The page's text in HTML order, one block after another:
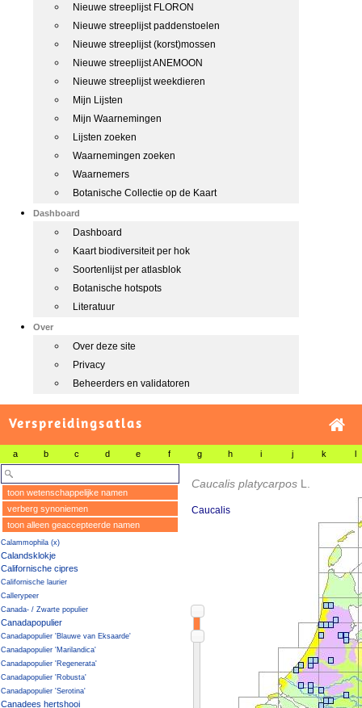
Nieuwe streeplijst FLORON
Nieuwe streeplijst paddenstoelen
Nieuwe streeplijst (korst)mossen
Nieuwe streeplijst ANEMOON
Nieuwe streeplijst weekdieren
Mijn Lijsten
Mijn Waarnemingen
Lijsten zoeken
Waarnemingen zoeken
Waarnemers
Botanische Collectie op de Kaart
Dashboard
Dashboard
Kaart biodiversiteit per hok
Soortenlijst per atlasblok
Botanische hotspots
Literatuur
Over
Over deze site
Privacy
Beheerders en validatoren
Verspreidingsatlas
a b c d e f g h i j k l
toon wetenschappelijke namen
verberg synoniemen
toon alleen geaccepteerde namen
Calammophila (x)
Calandsklokje
Californische cipres
Californische laurier
Callerypeer
Canada- / Zwarte populier
Canadapopulier
Canadapopulier 'Blauwe van Eksaarde'
Canadapopulier 'Marilandica'
Canadapopulier 'Regenerata'
Canadapopulier 'Robusta'
Canadapopulier 'Serotina'
Canadees hertshooi
Caucalis platycarpos L.
Caucalis